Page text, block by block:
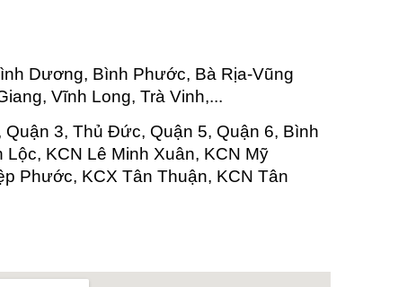
Dương, Bình Phước, Bà Rịa-Vũng
Vĩnh Long, Trà Vinh,...
3, Thủ Đức, Quận 5, Quận 6, Bình
KCN Lê Minh Xuân, KCN Mỹ
Phước, KCX Tân Thuận, KCN Tân